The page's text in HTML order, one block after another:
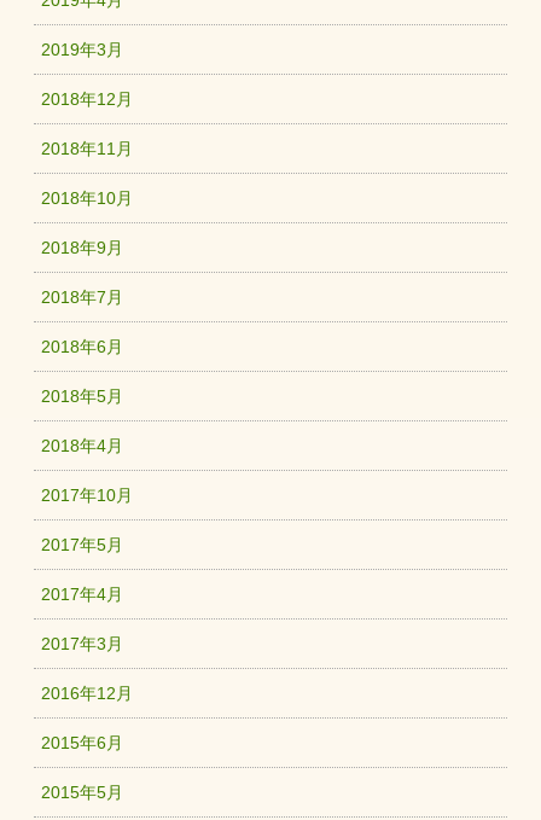
2019年3月
2018年12月
2018年11月
2018年10月
2018年9月
2018年7月
2018年6月
2018年5月
2018年4月
2017年10月
2017年5月
2017年4月
2017年3月
2016年12月
2015年6月
2015年5月